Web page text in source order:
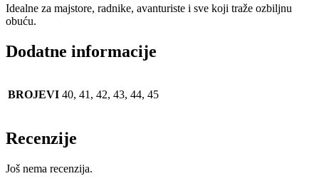
Idealne za majstore, radnike, avanturiste i sve koji traže ozbiljnu
obuću.
Dodatne informacije
BROJEVI 40, 41, 42, 43, 44, 45
Recenzije
Još nema recenzija.